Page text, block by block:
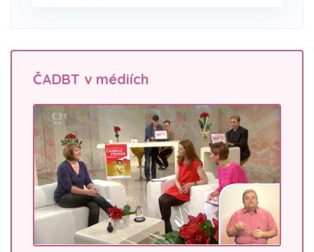
ČADBT v médiích